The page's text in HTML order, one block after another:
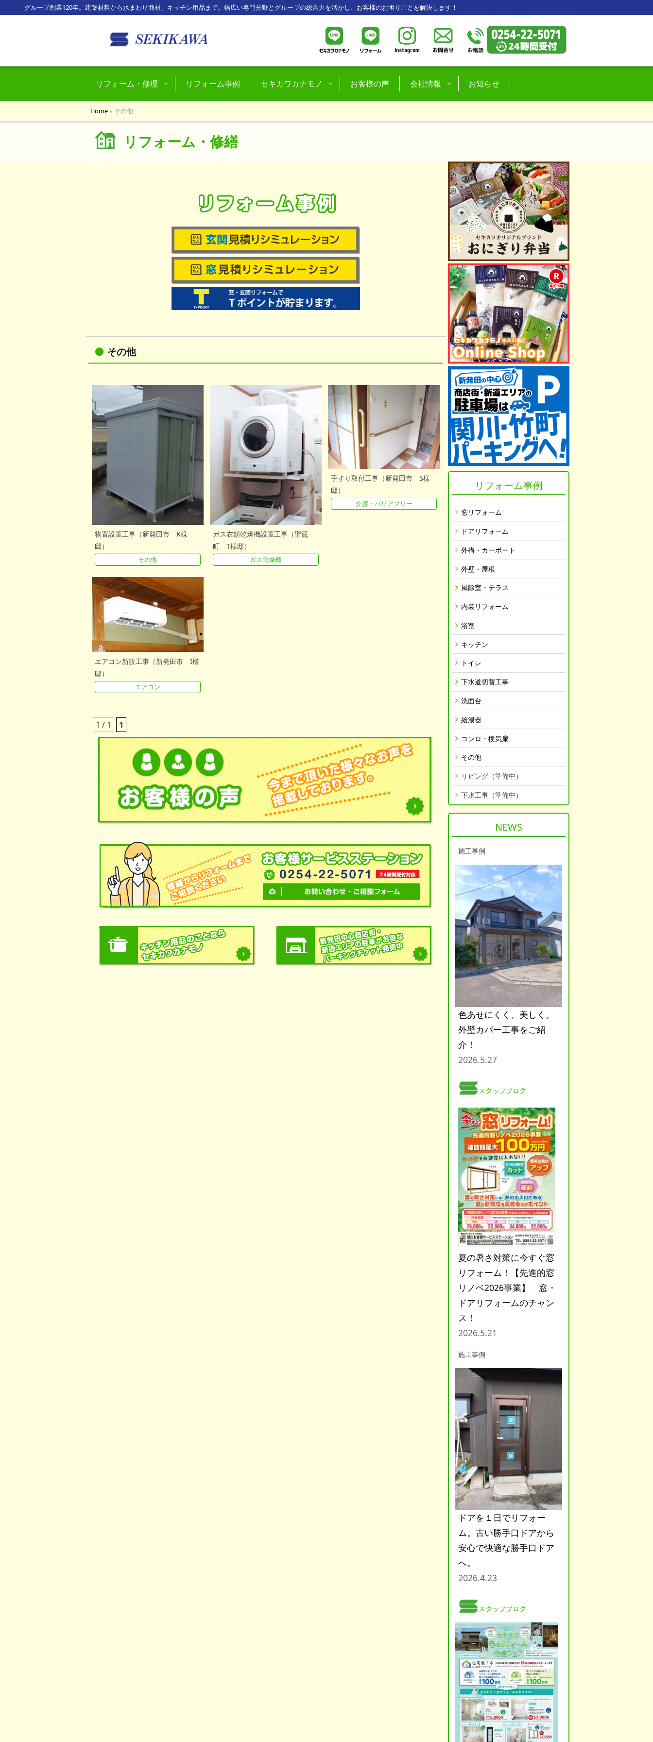
グループ創業120年。建築材料から水まわり商材、キッチン用品まで。幅広い専門分野とグループの総合力を活かし、お客様のお困りごとを解決します！
リフォーム・修理
水回りのトラブル
玄関回りのトラブル
窓関係のトラブル
リフォーム事例
セキカワカナモノ
楽天市場
プライベートブランド
コミュニティースペース
竹町・関川パーキング
お客様の声
会社情報
スタッフ紹介
採用情報
お知らせ
Home » その他
リフォーム・修繕
その他
物置設置工事（新発田市 K様
邸）
その他
ガス衣類乾燥機設置工事（聖籠
町 T様邸）
ガス乾燥機
手すり取付工事（新発田市 S様
邸）
介護・バリアフリー
エアコン新設工事（新発田市 I様
邸）
エアコン
1 / 1 1
リフォーム事例
窓リフォーム
ドアリフォーム
外構・カーポート
外壁・屋根
風除室・テラス
内装リフォーム
浴室
キッチン
トイレ
下水道切替工事
洗面台
給湯器
コンロ・換気扇
その他
リビング（準備中）
下水工事（準備中）
NEWS
施工事例
色あせにくく、美しく。
外壁カバー工事をご紹
介！
2026.5.27
スタッフブログ
夏の暑さ対策に今すぐ窓
リフォーム！【先進的窓
リノベ2026事業】 窓・
ドアリフォームのチャン
ス！
2026.5.21
施工事例
ドアを１日でリフォー
ム。古い勝手口ドアから
安心で快適な勝手口ドア
へ。
2026.4.23
スタッフブログ